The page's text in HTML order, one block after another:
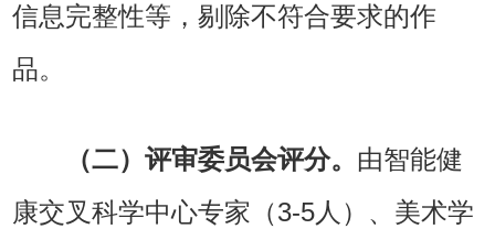
信息完整性等，剔除不符合要求的作
品。
（二）评审委员会评分。 由智能健
康交叉科学中心专家（3-5人）、美术学